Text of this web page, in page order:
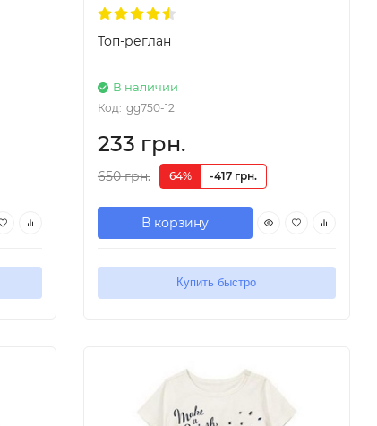
Топ-реглан
В наличии
Код: gg750-12
233 грн.
650 грн. 64% -417 грн.
В корзину
Купить быстро